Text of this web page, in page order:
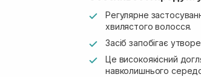
Регулярне
хвилястого волосся.
Засіб запобігає
Це високоякісний
навколишнього